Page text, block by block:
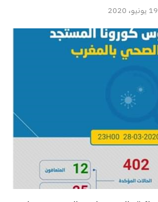
19 يونيو، 2020